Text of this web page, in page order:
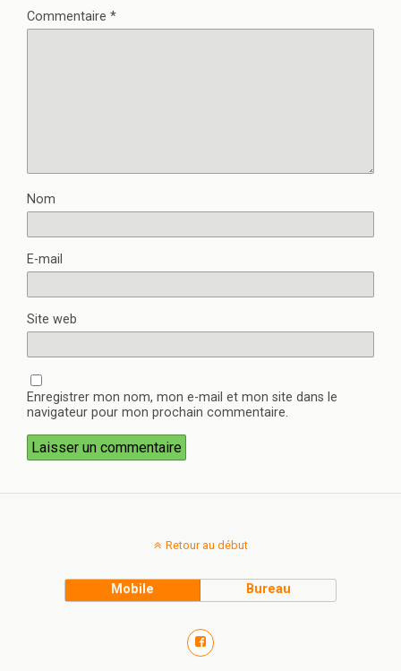
Commentaire *
Nom
E-mail
Site web
Enregistrer mon nom, mon e-mail et mon site dans le
navigateur pour mon prochain commentaire.
Retour au début
Mobile Bureau